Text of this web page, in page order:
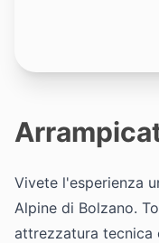
Vivete l'esperienza
Alpine di Bolzano.
attrezzatura tecnica